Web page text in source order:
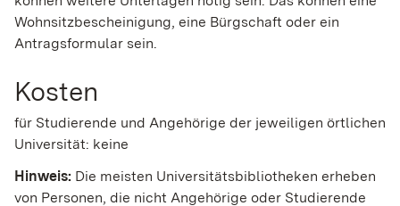
Wohnsitzbescheinigung, eine Bürgschaft oder ein
Antragsformular sein.
Kosten
für Studierende und Angehörige der jeweiligen örtlichen
Universität: keine
Hinweis: Die meisten Universitätsbibliotheken erheben
von Personen, die nicht Angehörige oder Studierende